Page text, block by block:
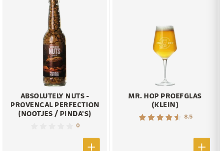
ABSOLUTELY NUTS -
PROVENCAL PERFECTION
(NOOTJES / PINDA'S)
0
MR. HOP PROEFGLAS
(KLEIN)
8.5